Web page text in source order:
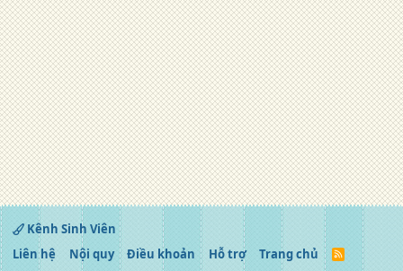
Kênh Sinh Viên
Liên hệ
Nội quy Điều khoản Hỗ trợ Trang chủ
R